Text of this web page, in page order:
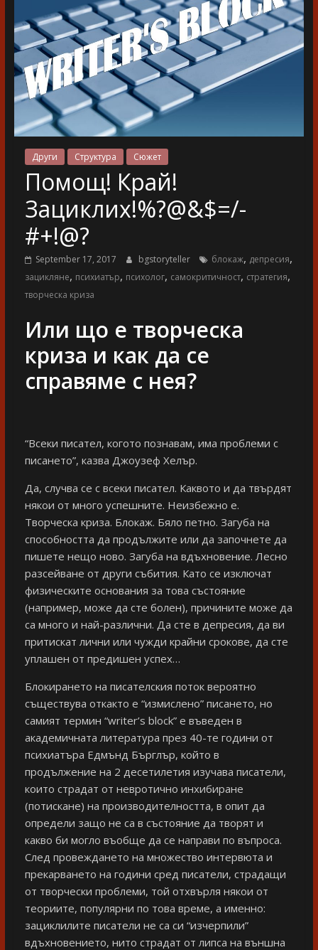
Други Структура Сюжет
Помощ! Край!
Зациклих!%?@&$=/-
#+!@?
September 17, 2017 bgstoryteller блокаж, депресия,
зацикляне, психиатър, психолог, самокритичност, стратегия,
творческа криза
Или що е творческа
криза и как да се
справяме с нея?
“Всеки писател, когото познавам, има проблеми с
писането”, казва Джоузеф Хелър.
Да, случва се с всеки писател. Каквото и да твърдят
някои от много успешните. Неизбежно е.
Творческа криза. Блокаж. Бяло петно. Загуба на
способността да продължите или да започнете да
пишете нещо ново. Загуба на вдъхновение. Лесно
разсейване от други събития. Като се изключат
физическите основания за това състояние
(например, може да сте болен), причините може да
са много и най-различни. Да сте в депресия, да ви
притискат лични или чужди крайни срокове, да сте
уплашен от предишен успех…
Блокирането на писателския поток вероятно
съществува откакто е “измислено” писането, но
самият термин “writer’s block” е въведен в
академичната литература през 40-те години от
психиатъра Едмънд Бърглър, който в
продължение на 2 десетилетия изучава писатели,
които страдат от невротично инхибиране
(потискане) на производителността, в опит да
определи защо не са в състояние да творят и
какво би могло въобще да се направи по въпроса.
След провеждането на множество интервюта и
прекарването на години сред писатели, страдащи
от творчески проблеми, той отхвърля някои от
теориите, популярни по това време, а именно:
зациклилите писатели не са си “изчерпили”
вдъхновението, нито страдат от липса на външна